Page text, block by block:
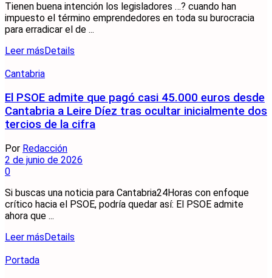
Tienen buena intención los legisladores …? cuando han
impuesto el término emprendedores en toda su burocracia
para erradicar el de ...
Leer más Details
Cantabria
El PSOE admite que pagó casi 45.000 euros desde
Cantabria a Leire Díez tras ocultar inicialmente dos
tercios de la cifra
Por Redacción
2 de junio de 2026
0
Si buscas una noticia para Cantabria24Horas con enfoque
crítico hacia el PSOE, podría quedar así: El PSOE admite
ahora que ...
Leer másDetails
Portada